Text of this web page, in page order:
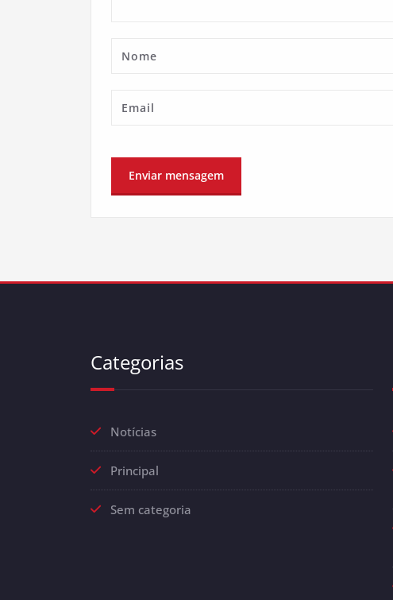
Categorias
Notícias
Principal
Sem categoria